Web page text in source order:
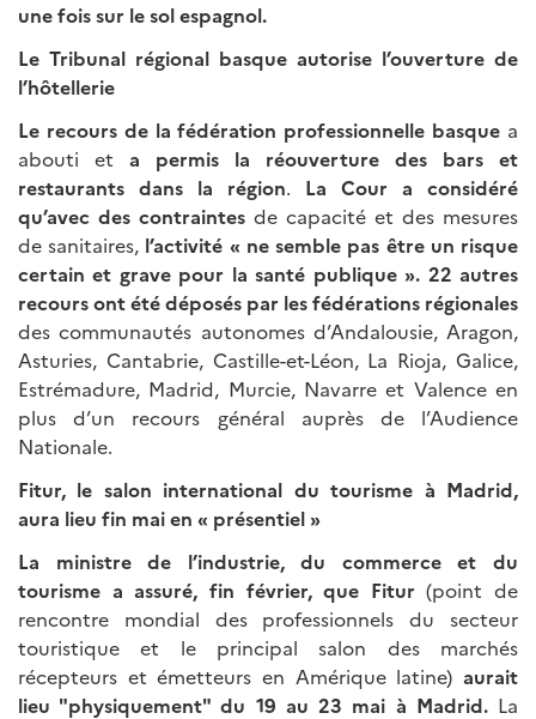
une fois sur le sol espagnol.
Le Tribunal régional basque autorise l’ouverture de
l’hôtellerie
Le recours de la fédération professionnelle basque a
abouti et a permis la réouverture des bars et
restaurants dans la région. La Cour a considéré
qu’avec des contraintes de capacité et des mesures
de sanitaires, l’activité « ne semble pas être un risque
certain et grave pour la santé publique ». 22 autres
recours ont été déposés par les fédérations régionales
des communautés autonomes d’Andalousie, Aragon,
Asturies, Cantabrie, Castille-et-Léon, La Rioja, Galice,
Estrémadure, Madrid, Murcie, Navarre et Valence en
plus d’un recours général auprès de l’Audience
Nationale.
Fitur, le salon international du tourisme à Madrid,
aura lieu fin mai en « présentiel»
La ministre de l’industrie, du commerce et du
tourisme a assuré, fin février, que Fitur (point de
rencontre mondial des professionnels du secteur
touristique et le principal salon des marchés
récepteurs et émetteurs en Amérique latine) aurait
lieu "physiquement" du 19 au 23 mai à Madrid.La